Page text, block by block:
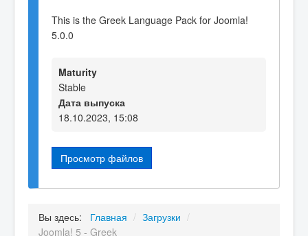
This is the Greek Language Pack for Joomla!
5.0.0
Maturity
Stable
Дата выпуска
18.10.2023, 15:08
Просмотр файлов
Вы здесь: Главная / Загрузки /
Joomla! 5 - Greek